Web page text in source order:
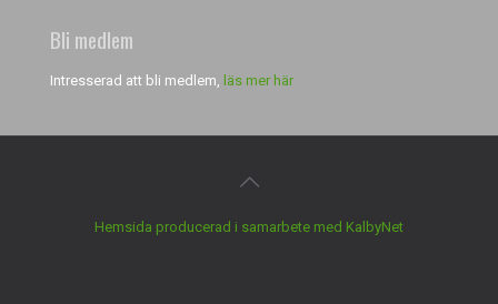
Bli medlem
Intresserad att bli medlem, läs mer här
Hemsida producerad i samarbete med KalbyNet